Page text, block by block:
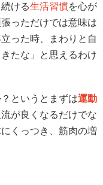
ける生活習慣を心が
っただけでは意味は
った時、まわりと自
たな」と思えるわけ
というとまずは運動
が良くなるだけでな
くっつき、筋肉の増